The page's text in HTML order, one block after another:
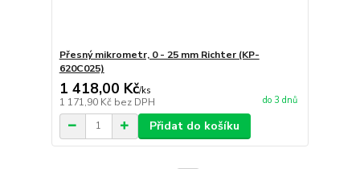
Přesný mikrometr, 0 - 25 mm Richter (KP-
620C025)
1 418,00 Kč/ks
1 171,90 Kč bez DPH do 3 dnů
Přidat do košíku